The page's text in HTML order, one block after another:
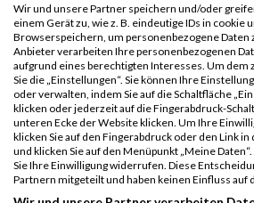
5584
Stadtmüller
5570
Schulze
5572
Schuster
5466
Kiehne
5615
Weigand
5515
Ohler
Selbiger
Wir und unsere Partner speichern und/oder
einem Gerät zu, wie z. B. eindeutige IDs in cookie
Browserspeichern, um personenbezogene Daten
Anbieter verarbeiten Ihre personenbezogenen
aufgrund eines berechtigten Interesses. Um dem
Sie die „Einstellungen“. Sie können Ihre
oder verwalten, indem Sie auf die Schaltfläche
klicken oder jederzeit auf die Fingerabdruck-
unteren Ecke der Website klicken. Um Ihre
klicken Sie auf den Fingerabdruck oder den Link
und klicken Sie auf den Menüpunkt „Meine
Sie Ihre Einwilligung widerrufen. Diese
Partnern mitgeteilt und haben keinen Einfluss auf